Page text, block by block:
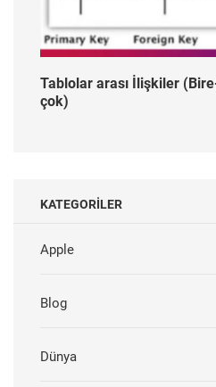
Tablolar arası İlişkiler
çok)
KATEGORILER
Apple
Blog
Dünya